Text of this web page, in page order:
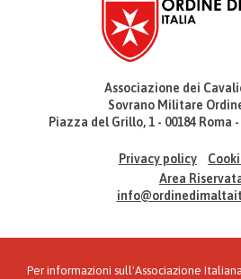
Associazione dei
Sovrano Militare
Piazza del Grillo, 1 - 00184 Roma -
Privacy policy
Area
Per informazioni sull'Associazione